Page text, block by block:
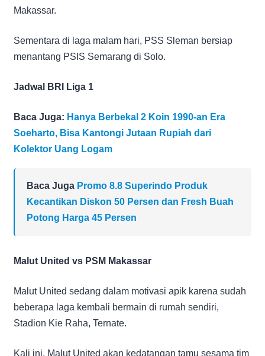
Makassar.
Sementara di laga malam hari, PSS Sleman bersiap
menantang PSIS Semarang di Solo.
Jadwal BRI Liga 1
Baca Juga: Hanya Berbekal 2 Koin 1990-an Era
Soeharto, Bisa Kantongi Jutaan Rupiah dari
Kolektor Uang Logam
Baca Juga Promo 8.8 Superindo Produk
Kecantikan Diskon 50 Persen dan Fresh Buah
Potong Harga 45 Persen
Malut United vs PSM Makassar
Malut United sedang dalam motivasi apik karena sudah
beberapa laga kembali bermain di rumah sendiri,
Stadion Kie Raha, Ternate.
Kali ini, Malut United akan kedatangan tamu sesama tim